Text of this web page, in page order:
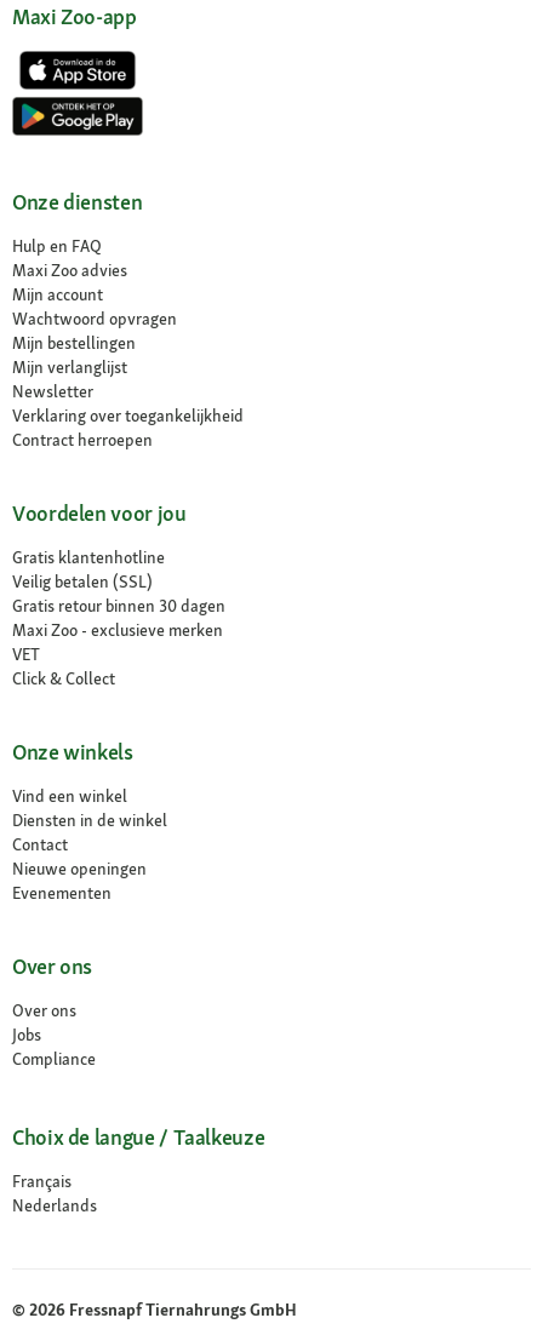
Maxi Zoo-app
Onze diensten
Hulp en FAQ
Maxi Zoo advies
Mijn account
Wachtwoord opvragen
Mijn bestellingen
Mijn verlanglijst
Newsletter
Verklaring over toegankelijkheid
Contract herroepen
Voordelen voor jou
Gratis klantenhotline
Veilig betalen (SSL)
Gratis retour binnen 30 dagen
Maxi Zoo - exclusieve merken
VET
Click & Collect
Onze winkels
Vind een winkel
Diensten in de winkel
Contact
Nieuwe openingen
Evenementen
Over ons
Over ons
Jobs
Compliance
Choix de langue / Taalkeuze
Français
Nederlands
© 2026 Fressnapf Tiernahrungs GmbH